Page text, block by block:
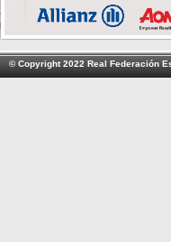
© Copyright 2022 Real Federación